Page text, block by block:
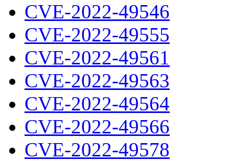
CVE-2022-49546
CVE-2022-49555
CVE-2022-49561
CVE-2022-49563
CVE-2022-49564
CVE-2022-49566
CVE-2022-49578